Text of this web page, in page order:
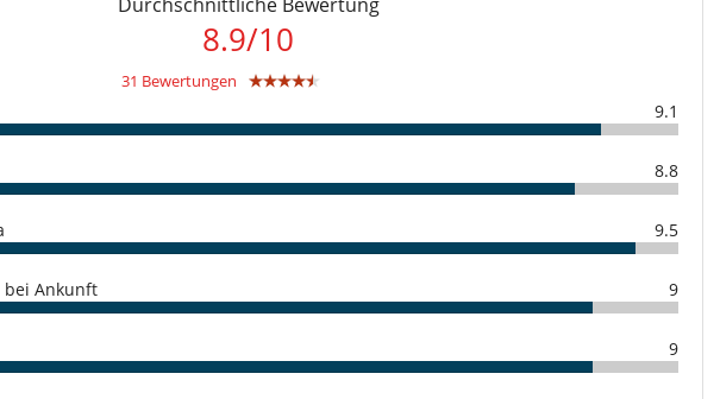
Fernseher
Kabel- oder Satellitenfernsehen oder Internet
sich auf die Ortszeit des Villastandortes
Höhe der Anzahlung nicht erstattet werden.
des Gesamtbetrages sind an Villanovo zu bezahlen.
des Gesamtbetrages sind an Villanovo zu bezahlen
8.9/10
31 Bewertungen
9.1
8.8
9.5
bei Ankunft 9
9